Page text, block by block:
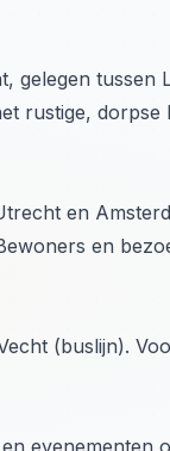
gelegen
rustige,
en
en
(buslijn).
evenementen